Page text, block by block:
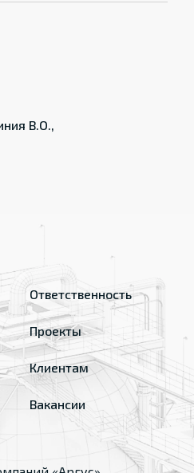
В.О.,
Ответственность
Проекты
Клиентам
Вакансии